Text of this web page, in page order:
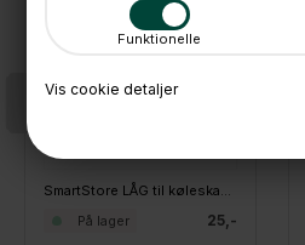
Funktionelle
Vis cookie detaljer
SmartStore LÅG til køleskabskasse str. Small - BAMBUS
25,-
På lager